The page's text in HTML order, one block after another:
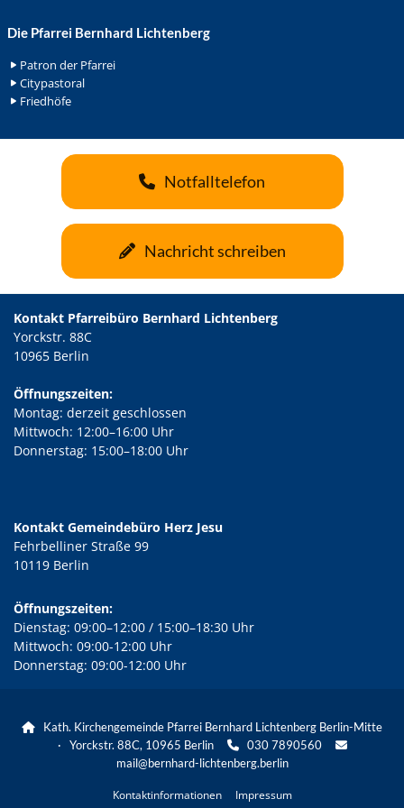
Die Pfarrei Bernhard Lichtenberg
Patron der Pfarrei
Citypastoral
Friedhöfe
Notfalltelefon
Nachricht schreiben
Kontakt Pfarreibüro Bernhard Lichtenberg
Yorckstr. 88C
10965 Berlin
Öffnungszeiten:
Montag: derzeit geschlossen
Mittwoch: 12:00–16:00 Uhr
Donnerstag: 15:00–18:00 Uhr
Kontakt Gemeindebüro Herz Jesu
Fehrbelliner Straße 99
10119 Berlin
Öffnungszeiten:
Dienstag: 09:00–12:00 / 15:00–18:30 Uhr
Mittwoch: 09:00-12:00 Uhr
Donnerstag: 09:00-12:00 Uhr

Kath. Kirchengemeinde Pfarrei Bernhard Lichtenberg Berlin-Mitte
· Yorckstr. 88C, 10965 Berlin
030 7890560 
mail@bernhard-lichtenberg.berlin
Kontaktinformationen Impressum